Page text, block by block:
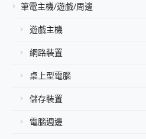
筆電主機/遊戲/周邊
遊戲主機
網路裝置
桌上型電腦
儲存裝置
電腦週邊